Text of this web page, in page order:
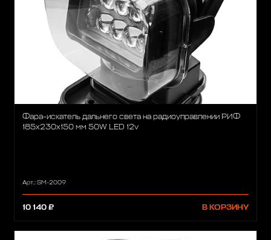
Фара-искатель дальнего света на радиоуправлении РИФ
185x230x150 мм 50W LED 12v
Арт.: SM-2009
10 140 ₽ В КОРЗИНУ